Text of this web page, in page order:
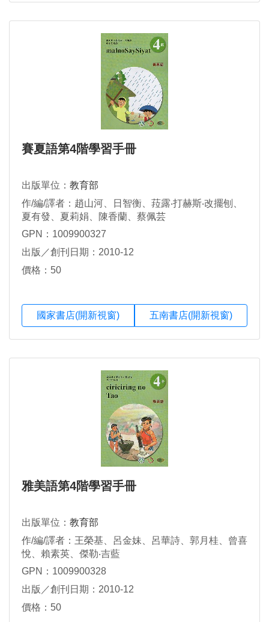
賽夏語第4階學習手冊
出版單位： 教育部
作/編/譯者：趙山河、日智衡、菈露‧打赫斯‧改擺刨、
夏有發、夏莉娟、陳香蘭、蔡佩芸
GPN：1009900327
出版／創刊日期：2010-12
價格：50
國家書店(開新視窗) 五南書店(開新視窗)
雅美語第4階學習手冊
出版單位： 教育部
作/編/譯者：王榮基、呂金妹、呂華詩、郭月桂、曾喜
悅、賴素英、傑勒‧吉藍
GPN：1009900328
出版／創刊日期：2010-12
價格：50